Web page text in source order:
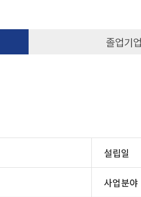
졸업기업
설립일
사업분야